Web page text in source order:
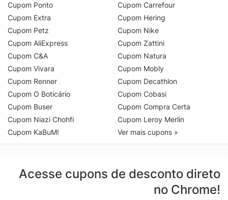
Cupom Ponto
Cupom Extra
Cupom Petz
Cupom AliExpress
Cupom C&A
Cupom Vivara
Cupom Renner
Cupom O Boticário
Cupom Buser
Cupom Niazi Chohfi
Cupom KaBuM!
Cupom Carrefour
Cupom Hering
Cupom Nike
Cupom Zattini
Cupom Natura
Cupom Mobly
Cupom Decathlon
Cupom Cobasi
Cupom Compra Certa
Cupom Leroy Merlin
Ver mais cupons »
Acesse cupons de desconto direto
no Chrome!